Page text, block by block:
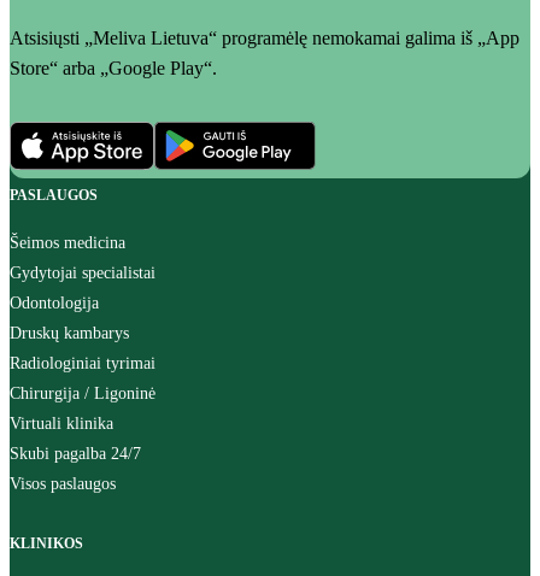
Atsisiųsti „Meliva Lietuva“ programėlę nemokamai galima iš „App
Store“ arba „Google Play“.
PASLAUGOS
Šeimos medicina
Gydytojai specialistai
Odontologija
Druskų kambarys
Radiologiniai tyrimai
Chirurgija / Ligoninė
Virtuali klinika
Skubi pagalba 24/7
Visos paslaugos
KLINIKOS